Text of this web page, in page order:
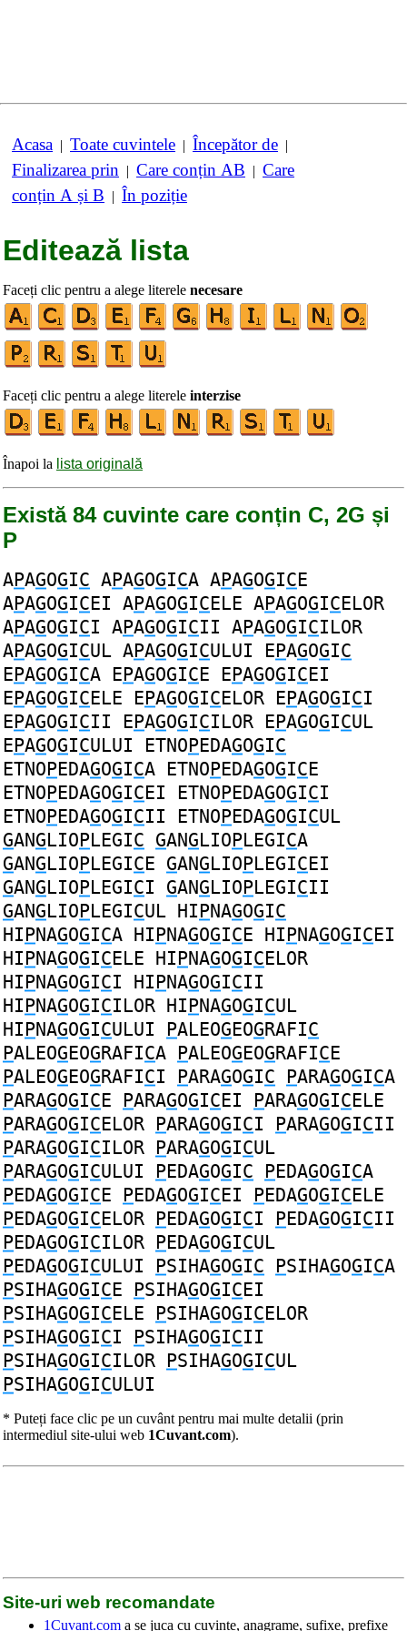
Acasa | Toate cuvintele | Începător de |
Finalizarea prin | Care conțin AB | Care
conțin A și B | În poziție
Editează lista
Faceți clic pentru a alege literele necesare
Faceți clic pentru a alege literele interzise
Înapoi la lista originală
Există 84 cuvinte care conțin C, 2G și
P
APAGOGIC APAGOGICA APAGOGICE
APAGOGICEI APAGOGICELE APAGOGICELOR
APAGOGICI APAGOGICII APAGOGICILOR
APAGOGICUL APAGOGICULUI EPAGOGIC
EPAGOGICA EPAGOGICE EPAGOGICEI
EPAGOGICELE EPAGOGICELOR EPAGOGICI
EPAGOGICII EPAGOGICILOR EPAGOGICUL
EPAGOGICULUI ETNOPEDAGOGIC
ETNOPEDAGOGICA ETNOPEDAGOGICE
ETNOPEDAGOGICEI ETNOPEDAGOGICI
ETNOPEDAGOGICII ETNOPEDAGOGICUL
GANGLIOPLEGIC GANGLIOPLEGICA
GANGLIOPLEGICE GANGLIOPLEGICEI
GANGLIOPLEGICI GANGLIOPLEGICII
GANGLIOPLEGICUL HIPNAGOGIC
HIPNAGOGICA HIPNAGOGICE HIPNAGOGICEI
HIPNAGOGICELE HIPNAGOGICELOR
HIPNAGOGICI HIPNAGOGICII
HIPNAGOGICILOR HIPNAGOGICUL
HIPNAGOGICULUI PALEOGEOGRAFIC
PALEOGEOGRAFICA PALEOGEOGRAFICE
PALEOGEOGRAFICI PARAGOGIC PARAGOGICA
PARAGOGICE PARAGOGICEI PARAGOGICELE
PARAGOGICELOR PARAGOGICI PARAGOGICII
PARAGOGICILOR PARAGOGICUL
PARAGOGICULUI PEDAGOGIC PEDAGOGICA
PEDAGOGICE PEDAGOGICEI PEDAGOGICELE
PEDAGOGICELOR PEDAGOGICI PEDAGOGICII
PEDAGOGICILOR PEDAGOGICUL
PEDAGOGICULUI PSIHAGOGIC PSIHAGOGICA
PSIHAGOGICE PSIHAGOGICEI
PSIHAGOGICELE PSIHAGOGICELOR
PSIHAGOGICI PSIHAGOGICII
PSIHAGOGICILOR PSIHAGOGICUL
PSIHAGOGICULUI
* Puteți face clic pe un cuvânt pentru mai multe detalii (prin
intermediul site-ului web 1Cuvant.com).
Site-uri web recomandate
1Cuvant.com a se juca cu cuvinte, anagrame, sufixe, prefixe